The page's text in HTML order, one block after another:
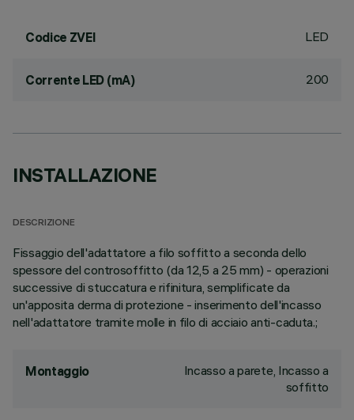
Codice ZVEI LED
Corrente LED (mA) 200
INSTALLAZIONE
DESCRIZIONE
Fissaggio dell'adattatore a filo soffitto a seconda dello
spessore del controsoffitto (da 12,5 a 25 mm) - operazioni
successive di stuccatura e rifinitura, semplificate da
un'apposita derma di protezione - inserimento dell'incasso
nell'adattatore tramite molle in filo di acciaio anti-caduta.;
Montaggio
Incasso a parete, Incasso a
soffitto